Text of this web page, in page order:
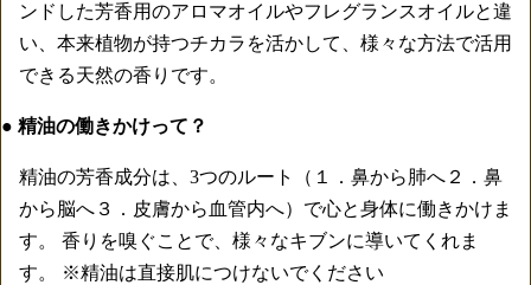
ンドした芳香用のアロマオイルやフレグランスオイルと違
い、本来植物が持つチカラを活かして、様々な方法で活用
できる天然の香りです。
● 精油の働きかけって？
精油の芳香成分は、3つのルート（１．鼻から肺へ２．鼻
から脳へ３．皮膚から血管内へ）で心と身体に働きかけま
す。 香りを嗅ぐことで、様々なキブンに導いてくれま
す。 ※精油は直接肌につけないでください